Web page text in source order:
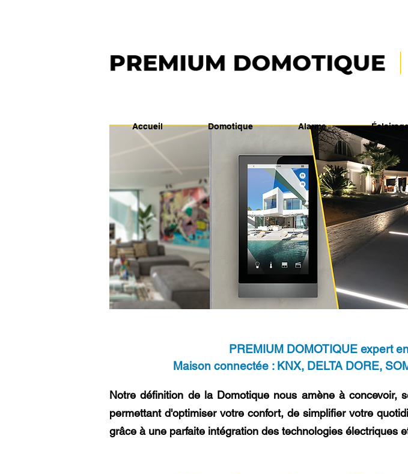
Accueil Domotique Alarme
PREMIUM DOMOTIQUE expert
Notre définition de la Domotique nous amène à
permettant d'optimiser votre confort, de simplifier votre
grâce à une parfaite intégration des technologies électriques
Maison connectée : KNX, DELTA DORE,